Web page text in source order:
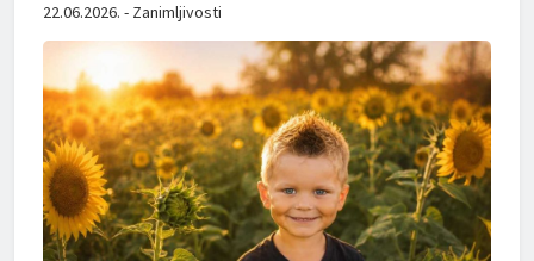
22.06.2026. - Zanimljivosti